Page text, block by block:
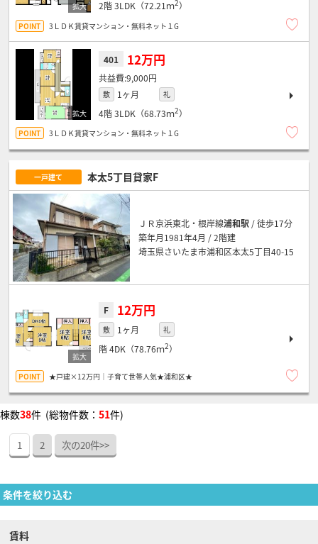
2階3LDK（72.21ｍ2）
3ＬＤＫ賃貸マンション・無料ネット１G
401 12万円
9,000円
敷 1ヶ月 礼
4階3LDK（68.73ｍ2）
3ＬＤＫ賃貸マンション・無料ネット１G
一戸建て 本太5丁目貸家F
ＪＲ京浜東北・根岸線浦和駅 / 徒歩17分
築年月1981年4月 / 2階建
埼玉県さいたま市浦和区本太5丁目40-15
F 12万円
敷 1ヶ月 礼
階4DK（78.76ｍ2）
★戸建×12万円｜子育て世帯人気★浦和区★
棟数38件 (総物件数： 51件)
1 2 次の20件>>
条件を絞り込む
賃料